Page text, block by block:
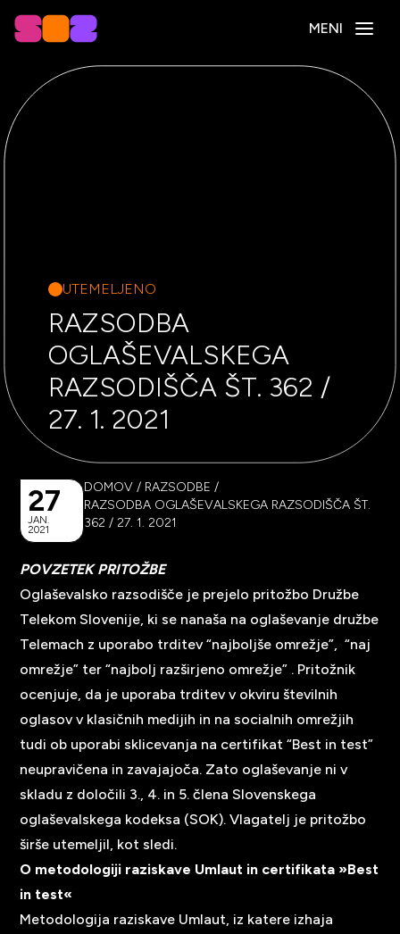
MENI
UTEMELJENO
RAZSODBA
OGLAŠEVALSKEGA
RAZSODIŠČA ŠT. 362 /
27. 1. 2021
27
JAN.
2021
DOMOV / RAZSODBE /
RAZSODBA OGLAŠEVALSKEGA RAZSODIŠČA ŠT.
362 / 27. 1. 2021
POVZETEK PRITOŽBE
Oglaševalsko razsodišče je prejelo pritožbo Družbe
Telekom Slovenije, ki se nanaša na oglaševanje družbe
Telemach z uporabo trditev “najboljše omrežje”, “naj
omrežje” ter “najbolj razširjeno omrežje” . Pritožnik
ocenjuje, da je uporaba trditev v okviru številnih
oglasov v klasičnih medijih in na socialnih omrežjih
tudi ob uporabi sklicevanja na certifikat “Best in test”
neupravičena in zavajajoča. Zato oglaševanje ni v
skladu z določili 3., 4. in 5. člena Slovenskega
oglaševalskega kodeksa (SOK). Vlagatelj je pritožbo
širše utemeljil, kot sledi.
O metodologiji raziskave Umlaut in certifikata »Best
in test«
Metodologija raziskave Umlaut, iz katere izhaja